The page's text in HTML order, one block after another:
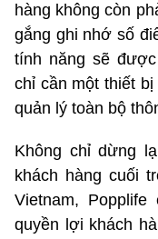
hàng không còn
gắng ghi nhớ số
tính năng sẽ
chỉ cần một thiết
quản lý toàn bộ
Không chỉ dừng
khách hàng cuối
Vietnam,
quyền lợi khách